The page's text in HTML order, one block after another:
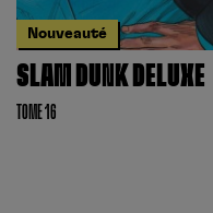
Nouveauté
SLAM DUNK DELUXE
TOME 16